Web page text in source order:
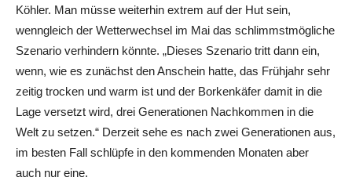
Köhler. Man müsse weiterhin extrem auf der Hut sein,
wenngleich der Wetterwechsel im Mai das schlimmstmögliche
Szenario verhindern könnte. „Dieses Szenario tritt dann ein,
wenn, wie es zunächst den Anschein hatte, das Frühjahr sehr
zeitig trocken und warm ist und der Borkenkäfer damit in die
Lage versetzt wird, drei Generationen Nachkommen in die
Welt zu setzen.“ Derzeit sehe es nach zwei Generationen aus,
im besten Fall schlüpfe in den kommenden Monaten aber
auch nur eine.